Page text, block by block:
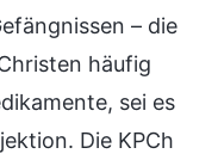
– die
häufig
sei es
Die KPCh